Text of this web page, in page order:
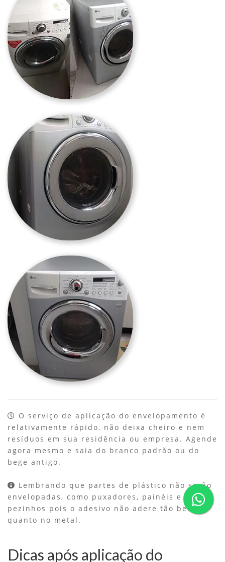
O serviço de aplicação do envelopamento é
relativamente rápido, não deixa cheiro e nem
resíduos em sua residência ou empresa. Agende
agora mesmo e saia do branco padrão ou do
bege antigo.
Lembrando que partes de plástico não serão
envelopadas, como puxadores, painéis e
pezinhos pois o adesivo não adere tão bem
quanto no metal.
Dicas após aplicação do